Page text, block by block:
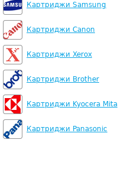
Картриджи Samsung
Картриджи Canon
Картриджи Xerox
Картриджи Brother
Картриджи Kyocera Mita
Картриджи Panasonic